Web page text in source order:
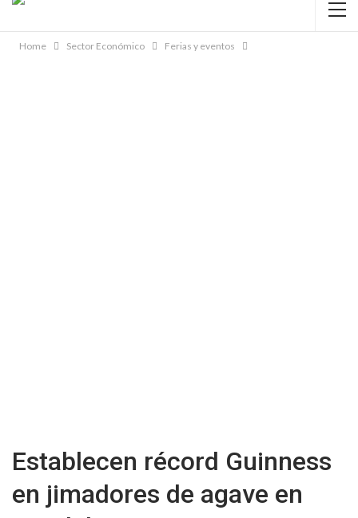
Home Sector Económico Ferias y eventos
Establecen récord Guinness
en jimadores de agave en